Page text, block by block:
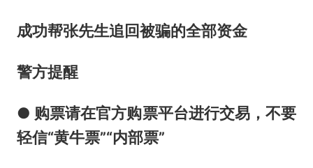
成功帮张先生追回被骗的全部资金
警方提醒
● 购票请在官方购票平台进行交易，不要
轻信“黄牛票”“内部票”